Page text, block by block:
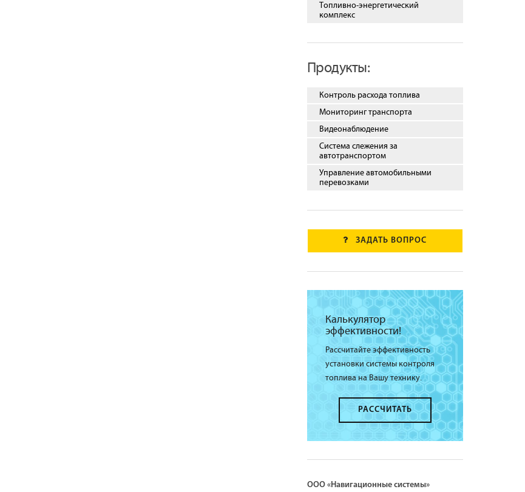
Топливно-энергетический
комплекс
Продукты:
Контроль расхода топлива
Мониторинг транспорта
Видеонаблюдение
Система слежения за
автотранспортом
Управление автомобильными
перевозками
ЗАДАТЬ ВОПРОС
Калькулятор
эффективности!
Рассчитайте эффективность
установки системы контроля
топлива на Вашу технику.
РАССЧИТАТЬ
ООО «Навигационные системы»